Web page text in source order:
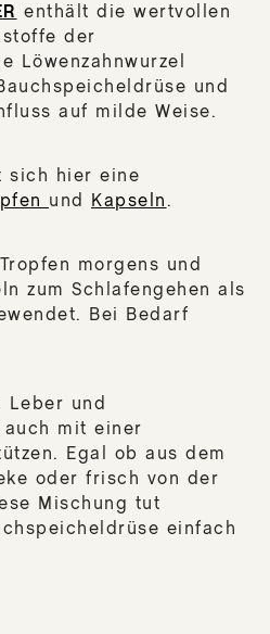
enthält die wertvollen
der
Löwenzahnwurzel
und
auf milde Weise.
sich hier eine
und Kapseln .
morgens und
zum Schlafengehen als
Bei Bedarf
Leber und
mit einer
Egal ob aus dem
oder frisch von der
Mischung tut
einfach